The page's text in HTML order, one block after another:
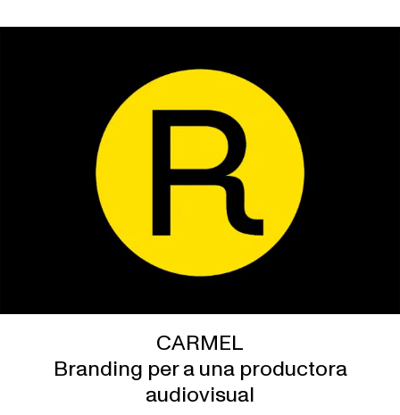
CARMEL
Branding per a una productora
audiovisual